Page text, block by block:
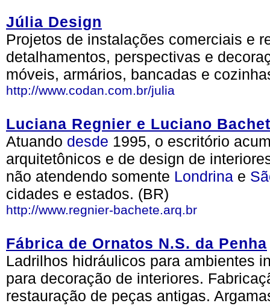
Júlia Design
Projetos de instalações comerciais e
detalhamentos, perspectivas e
móveis, armários, bancadas e
http://www.codan.com.br/julia
Luciana Regnier e Luciano
Atuando desde 1995, o escritório
arquitetônicos e de design de
não atendendo somente Londrina e
cidades e estados. (BR)
http://www.regnier-bachete.arq.br
Fábrica de Ornatos N.S. da Penha
Ladrilhos hidráulicos para ambientes
para decoração de interiores.
restauração de peças antigas.